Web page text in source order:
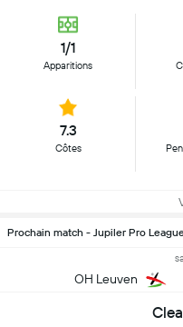
1/1
Apparitions
7.3
Côtes
Prochain match - Jupiler Pro
OH Leuven